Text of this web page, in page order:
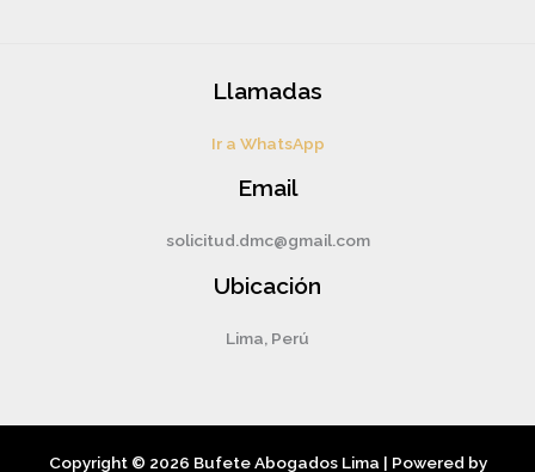
Llamadas
Ir a WhatsApp
Email
solicitud.dmc@gmail.com
Ubicación
Lima, Perú
Copyright © 2026 Bufete Abogados Lima | Powered by